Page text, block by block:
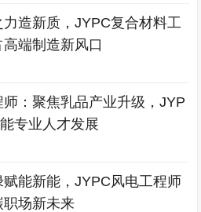
力造新质，JYPC复合材料工
端制造新风口
师：聚焦乳品产业升级，JYP
专业人才发展
赋能新能，JYPC风电工程师
职场新未来